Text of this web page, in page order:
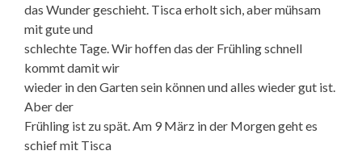
das Wunder geschieht. Tisca erholt sich, aber mühsam
mit gute und
schlechte Tage. Wir hoffen das der Frühling schnell
kommt damit wir
wieder in den Garten sein können und alles wieder gut ist.
Aber der
Frühling ist zu spät. Am 9 März in der Morgen geht es
schief mit Tisca